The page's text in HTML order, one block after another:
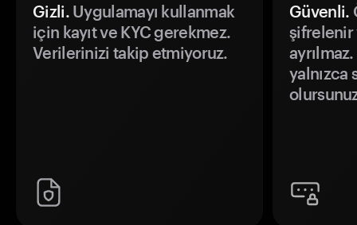
Gizli.Uygulamayı kullanmak
için kayıt ve KYC gerekmez.
Verilerinizi takip etmiyoruz.
Güvenli.
şifrelenir
yalnızca